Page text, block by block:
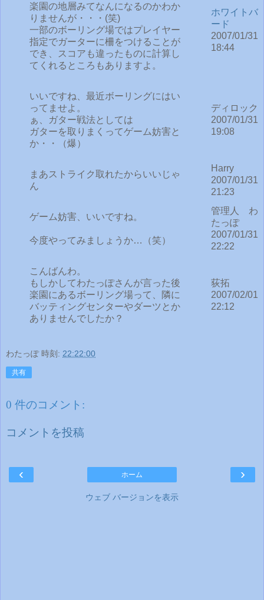
楽園の地層みてなんになるのかわか
りませんが・・・(笑)
一部のボーリング場ではプレイヤー
指定でガーターに柵をつけることが
でき、スコアも違ったものに計算し
てくれるところもありますよ。
ホワイトバ
ード
2007/01/31
18:44
いいですね、最近ボーリングにはい
ってませよ。
ぁ、ガター戦法としては
ガターを取りまくってゲーム妨害と
か・・（爆）
ディロック
2007/01/31
19:08
まあストライク取れたからいいじゃ
ん
Harry
2007/01/31
21:23
ゲーム妨害、いいですね。
今度やってみましょうか…（笑）
管理人 わ
たっぽ
2007/01/31
22:22
こんばんわ。
もしかしてわたっぽさんが言った後
楽園にあるボーリング場って、隣に
バッティングセンターやダーツとか
ありませんでしたか？
荻拓
2007/02/01
22:12
わたっぽ 時刻: 22:22:00
共有
0 件のコメント:
コメントを投稿
‹ ›
ホーム
ウェブ バージョンを表示